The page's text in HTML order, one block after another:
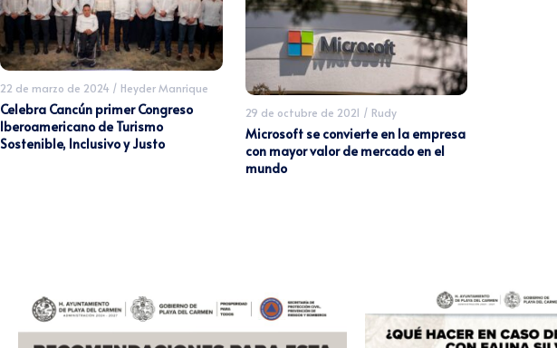
22 de marzo de 2024 / Heyder Manrique
Celebra Cancún primer Congreso
Iberoamericano de Turismo
Sostenible, Inclusivo y Justo
29 de octubre de 2021 / Rudy
Microsoft se convierte en la empresa
con mayor valor de mercado en el
mundo